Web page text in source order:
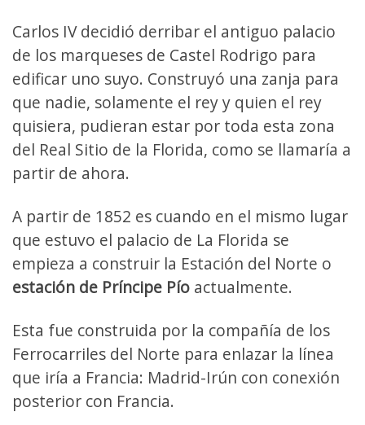
Carlos IV decidió derribar el antiguo palacio
de los marqueses de Castel Rodrigo para
edificar uno suyo. Construyó una zanja para
que nadie, solamente el rey y quien el rey
quisiera, pudieran estar por toda esta zona
del Real Sitio de la Florida, como se llamaría a
partir de ahora.
A partir de 1852 es cuando en el mismo lugar
que estuvo el palacio de La Florida se
empieza a construir la Estación del Norte o
estación de Príncipe Pío actualmente.
Esta fue construida por la compañía de los
Ferrocarriles del Norte para enlazar la línea
que iría a Francia: Madrid-Irún con conexión
posterior con Francia.